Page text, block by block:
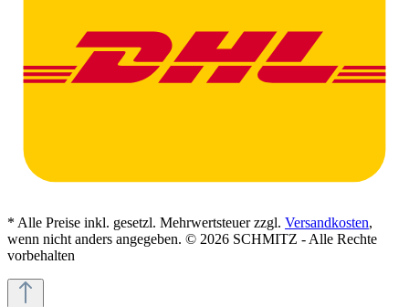
* Alle Preise inkl. gesetzl. Mehrwertsteuer zzgl. Versandkosten,
wenn nicht anders angegeben. © 2026 SCHMITZ - Alle Rechte
vorbehalten